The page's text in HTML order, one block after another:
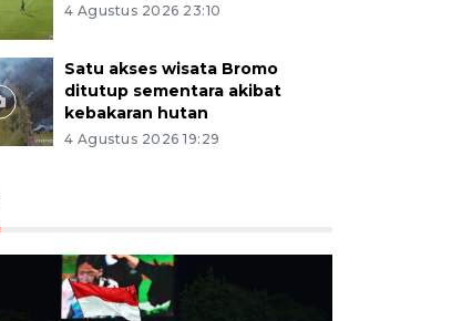
4 Agustus 2026 23:10
Satu akses wisata Bromo
ditutup sementara akibat
kebakaran hutan
4 Agustus 2026 19:29